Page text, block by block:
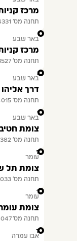
מרכז
תחנה מס׳ 14331
7
באר שבע
מרכז
תחנה מס׳ 13527
8
באר שבע
דרך אליהו
תחנה מס׳ 14015
9
באר שבע
צומת
תחנה מס׳ 14382
10
עומר
צומת תל
תחנה מס׳ 14033
11
עומר
צומת
תחנה מס׳ 14047
12
אבו עמרה